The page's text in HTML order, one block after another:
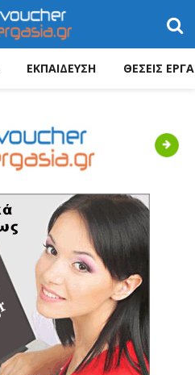
ΕΚΠΑΙΔΕΥΣΗ ΘΕΣΕΙΣ
Next